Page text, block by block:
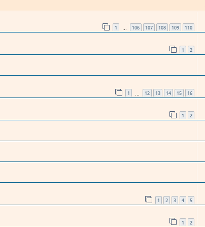
1 106 107 108 109 110
1 2
1 12 13 14 15 16
1 2
1 2 3 4 5
1 2